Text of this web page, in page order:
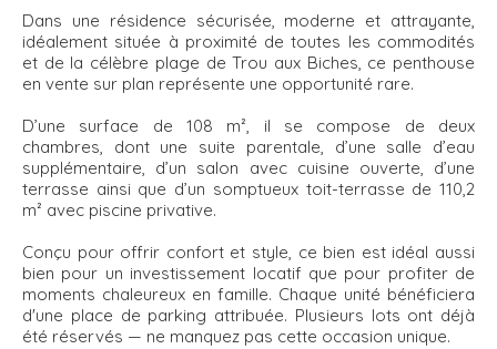
Dans une résidence sécurisée, moderne et attrayante,
idéalement située à proximité de toutes les commodités
et de la célèbre plage de Trou aux Biches, ce penthouse
en vente sur plan représente une opportunité rare.
D’une surface de 108 m², il se compose de deux
chambres, dont une suite parentale, d’une salle d’eau
supplémentaire, d’un salon avec cuisine ouverte, d’une
terrasse ainsi que d’un somptueux toit-terrasse de 110,2
m² avec piscine privative.
Conçu pour offrir confort et style, ce bien est idéal aussi
bien pour un investissement locatif que pour profiter de
moments chaleureux en famille. Chaque unité bénéficiera
d'une place de parking attribuée. Plusieurs lots ont déjà
été réservés — ne manquez pas cette occasion unique.